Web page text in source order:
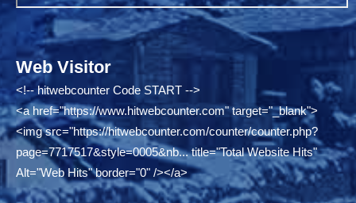
Web Visitor
<!-- hitwebcounter Code START -->
<a href="https://www.hitwebcounter.com"target="_blank">
<img src="https://hitwebcounter.com/counter/counter.php?
page=7717517&style=0005&nb...title="Total Website Hits"
Alt="Web Hits" border="0" /></a>